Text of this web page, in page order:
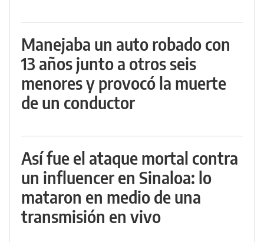
Manejaba un auto robado con
13 años junto a otros seis
menores y provocó la muerte
de un conductor
Así fue el ataque mortal contra
un influencer en Sinaloa: lo
mataron en medio de una
transmisión en vivo